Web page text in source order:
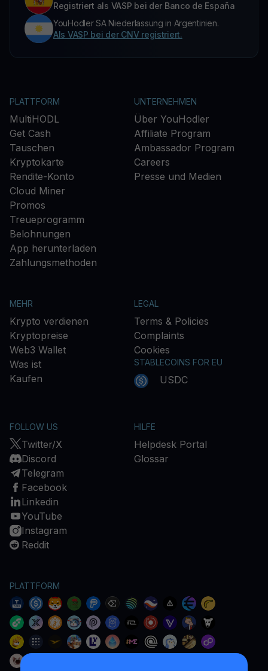
Registriert als VASP bei der Banco de España
YouHodler SA Niederlassung in Argentinien.
Als VASP bei der CNV registriert.
PLATTFORM
MultiHODL
Get Cash
Tauschen
Kryptokarte
Rendite-Konto
Cloud Miner
Promos
Treueprogramm
Belohnungen
App herunterladen
Zahlungsmethoden
UNTERNEHMEN
Über YouHodler
Affiliate Program
Ambassador Program
Careers
Presse und Medien
MEHR
Krypto verdienen
Kryptopreise
Web3 Wallet
Was ist
Kaufen
LEGAL
Terms & Policies
Complaints
Cookies
STABLECOINS FOR EU
USDC
FOLLOW US
Twitter/X
Discord
Telegram
Facebook
Linkedin
YouTube
Instagram
Reddit
HILFE
Helpdesk Portal
Glossar
PLATTFORM